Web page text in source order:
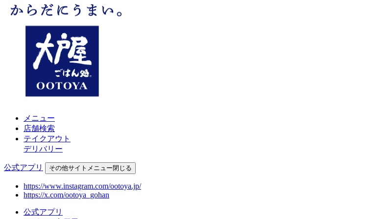
メニュー
店舗検索
テイクアウト
デリバリー
公式アプリ その他サイトメニュー閉じる
https://www.instagram.com/ootoya.jp/
https://x.com/ootoya_gohan
公式アプリ